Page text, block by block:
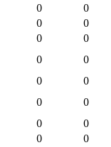
0
0
0
0
0
0
0
0
0
0
0
0
0
0
0
0